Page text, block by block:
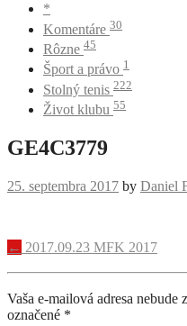
*
Komentáre 30
Rôzne 45
Šport a právo 1
Stolný tenis 222
Život klubu 55
GE4C3779
25. septembra 2017 by Daniel
Navigácia
príspevku
← 2017.09.23 MFK 2017
Vaša e-mailová adresa nebude
označené *